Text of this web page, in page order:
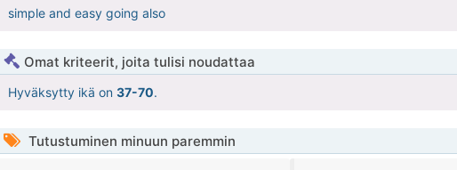
simple and easy going also
Omat kriteerit, joita tulisi noudattaa
Hyväksytty ikä on 37-70.
Tutustuminen minuun paremmin